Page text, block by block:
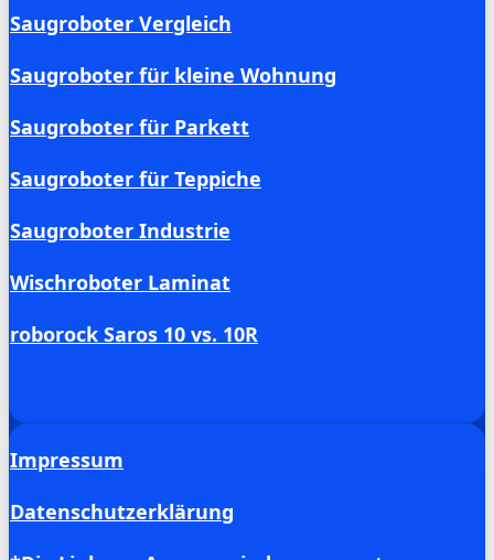
Saugroboter Vergleich
Saugroboter für kleine Wohnung
Saugroboter für Parkett
Saugroboter für Teppiche
Saugroboter Industrie
Wischroboter Laminat
roborock Saros 10 vs. 10R
Impressum
Datenschutzerklärung